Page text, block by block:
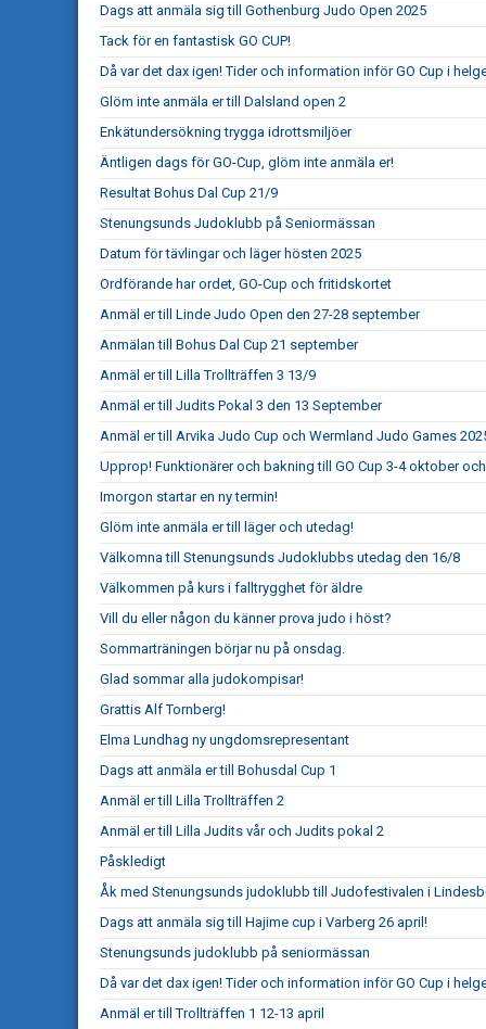
Dags att anmäla sig till Gothenburg Judo Open 2025
Tack för en fantastisk GO CUP!
Då var det dax igen! Tider och information inför GO Cup i
Glöm inte anmäla er till Dalsland open 2
Enkätundersökning trygga idrottsmiljöer
Äntligen dags för GO-Cup, glöm inte anmäla er!
Resultat Bohus Dal Cup 21/9
Stenungsunds Judoklubb på Seniormässan
Datum för tävlingar och läger hösten 2025
Ordförande har ordet, GO-Cup och fritidskortet
Anmäl er till Linde Judo Open den 27-28 september
Anmälan till Bohus Dal Cup 21 september
Anmäl er till Lilla Trollträffen 3 13/9
Anmäl er till Judits Pokal 3 den 13 September
Anmäl er till Arvika Judo Cup och Wermland Judo Games
Upprop! Funktionärer och bakning till GO Cup 3-4 oktober
Imorgon startar en ny termin!
Glöm inte anmäla er till läger och utedag!
Välkomna till Stenungsunds Judoklubbs utedag den 16/8
Välkommen på kurs i falltrygghet för äldre
Vill du eller någon du känner prova judo i höst?
Sommarträningen börjar nu på onsdag.
Glad sommar alla judokompisar!
Grattis Alf Tornberg!
Elma Lundhag ny ungdomsrepresentant
Dags att anmäla er till Bohusdal Cup 1
Anmäl er till Lilla Trollträffen 2
Anmäl er till Lilla Judits vår och Judits pokal 2
Påskledigt
Åk med Stenungsunds judoklubb till Judofestivalen i
Dags att anmäla sig till Hajime cup i Varberg 26 april!
Stenungsunds judoklubb på seniormässan
Då var det dax igen! Tider och information inför GO Cup i
Anmäl er till Trollträffen 1 12-13 april